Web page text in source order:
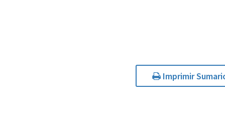
Imprimir